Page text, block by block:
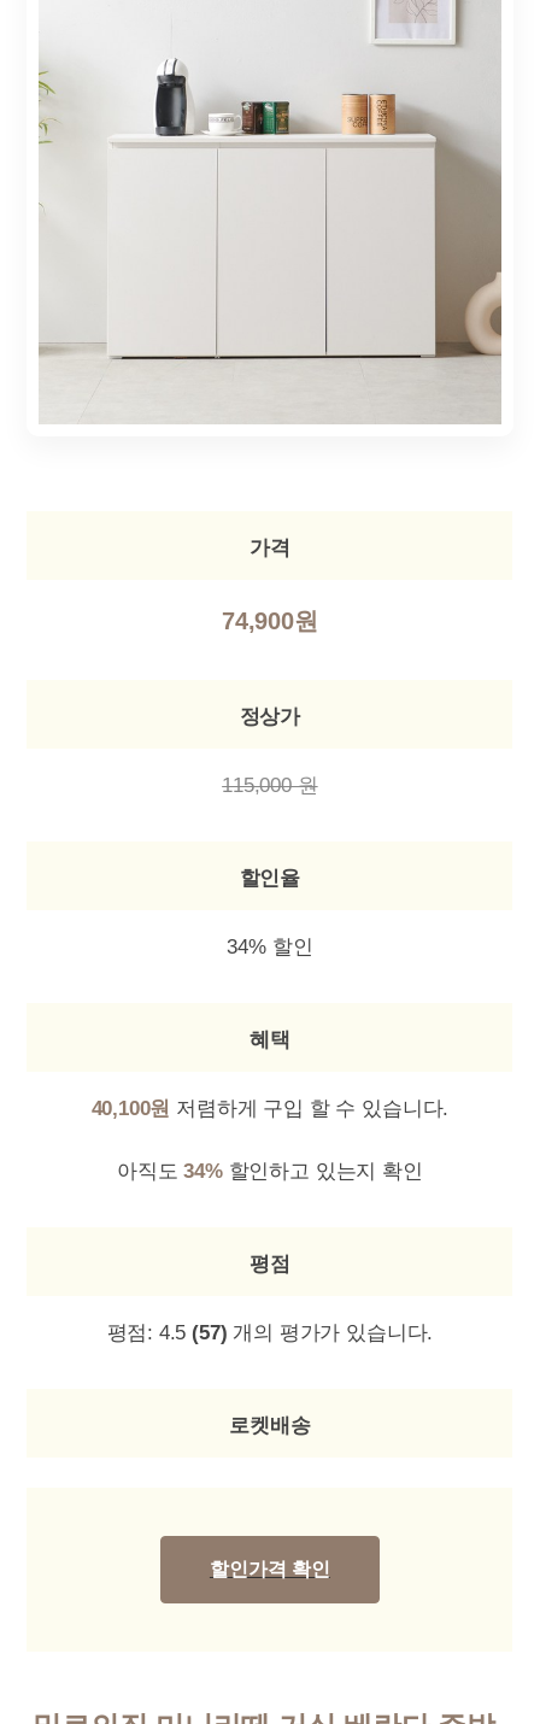
가격
74,900원
정상가
115,000 원
할인율
34% 할인
혜택
40,100원 저렴하게 구입 할 수 있습니다.
아직도34%할인하고 있는지 확인
평점
평점: 4.5 (57) 개의 평가가 있습니다.
로켓배송
할인가격 확인